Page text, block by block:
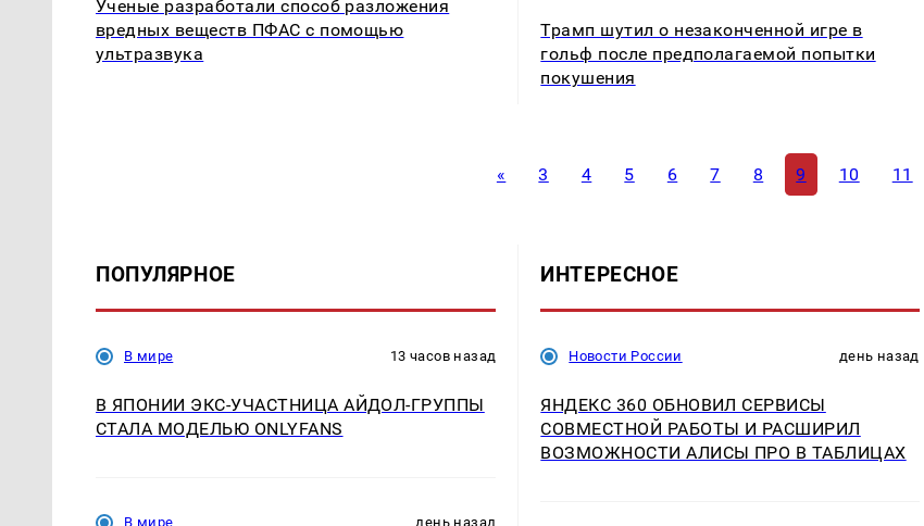
Ученые разработали способ разложения
вредных веществ ПФАС с помощью
ультразвука
Трамп шутил о незаконченной игре в
гольф после предполагаемой попытки
покушения
« 3 4 5 6 7 8 9 10 11
ПОПУЛЯРНОЕ
В мире 13 часов назад
В ЯПОНИИ ЭКС-УЧАСТНИЦА АЙДОЛ-ГРУППЫ
СТАЛА МОДЕЛЬЮ ONLYFANS
В мире день назад
ИНТЕРЕСНОЕ
Новости России день назад
ЯНДЕКС 360 ОБНОВИЛ СЕРВИСЫ
СОВМЕСТНОЙ РАБОТЫ И РАСШИРИЛ
ВОЗМОЖНОСТИ АЛИСЫ ПРО В ТАБЛИЦАХ